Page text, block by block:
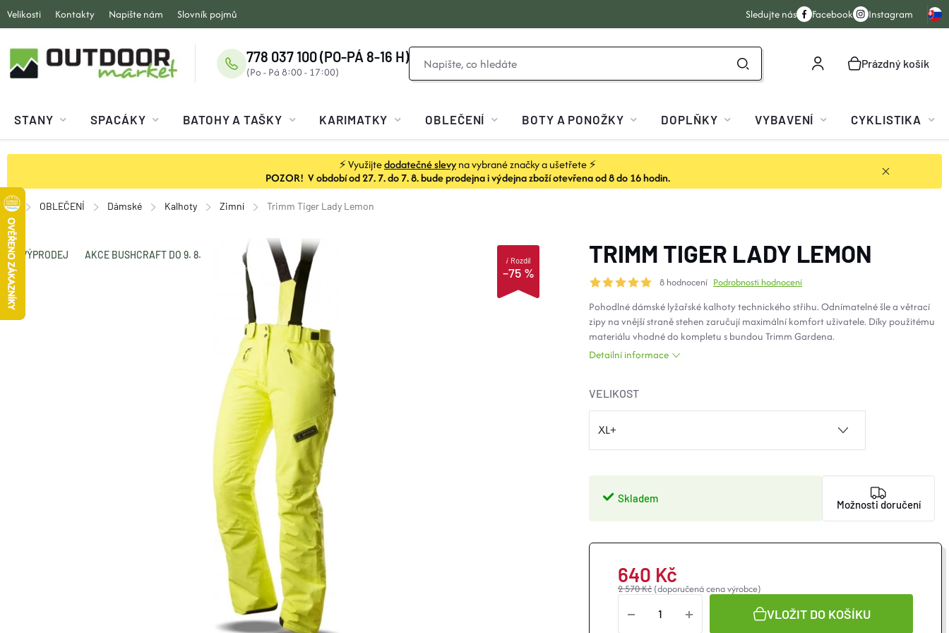
Přejít
na
obsah
⚡ Využijtedodatečné slevyna vybrané značky a ušetřete ⚡
POZOR! V období od 27. 7. do 7. 8. bude prodejna i výdejna zboží otevřena od 8 do 16 hodin.
Velikosti Kontakty Napište nám Slovník pojmů Sledujte nás Facebook Instagram
NÁKUPNÍ
Prázdný košík
778 037 100 (PO-PÁ 8-16 H)
STANY SPACÁKY BATOHY A TAŠKY KARIMATKY OBLEČENÍ BOTY A PONOŽKY DOPLŇKY VYBAVENÍ CYKLISTIKA
Domů
OBLEČENÍ Dámské Kalhoty Zimní Trimm Tiger Lady Lemon
VÝPRODEJ AKCE BUSHCRAFT DO 9. 8.
–75 %
iRozdíl TRIMM TIGER LADY LEMON
8 hodnocení Podrobnosti hodnocení
Pohodlné dámské lyžařské kalhoty technického střihu. Odnímatelné šle a větrací
zipy na vnější straně stehen zaručují maximální komfort uživatele. Díky použitému
materiálu vhodné do kompletu s bundou Trimm Gardena.
Detailní informace
VELIKOST
Skladem Možnosti doručení
2 570 Kč (doporučená cena výrobce)
640 Kč
VLOŽIT DO KOŠÍKU